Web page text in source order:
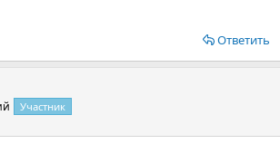
Ответить
Участник